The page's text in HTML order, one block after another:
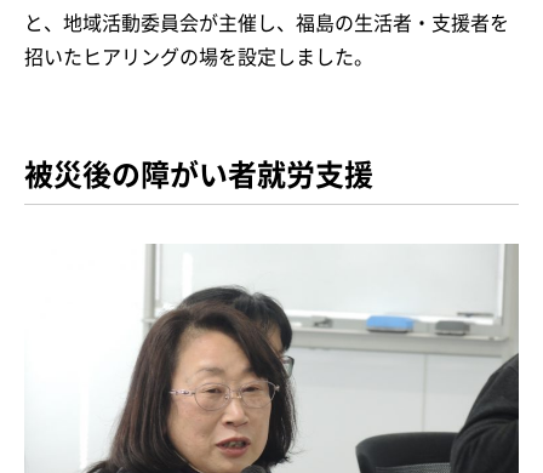
と、地域活動委員会が主催し、福島の生活者・支援者を
招いたヒアリングの場を設定しました。
被災後の障がい者就労支援